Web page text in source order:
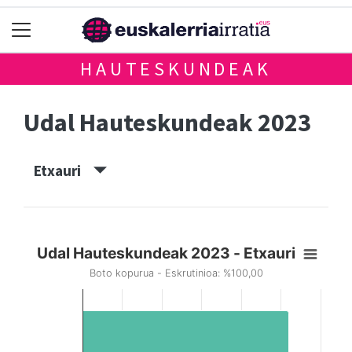
HAUTESKUNDEAK
Udal Hauteskundeak 2023
Etxauri
Udal Hauteskundeak 2023 - Etxauri
Boto kopurua - Eskrutinioa: %100,00